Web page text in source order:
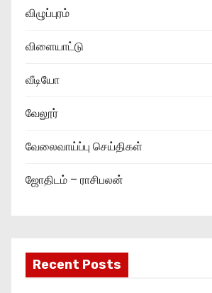
விழுப்புரம்
விளையாட்டு
வீடியோ
வேலூர்
வேலைவாய்ப்பு செய்திகள்
ஜோதிடம் – ராசிபலன்
Recent Posts